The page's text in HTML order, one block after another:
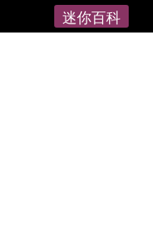
迷你百科